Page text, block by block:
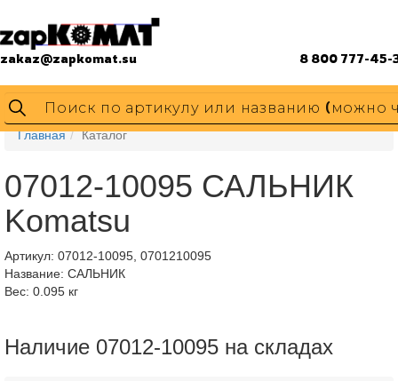
zakaz@zapkomat.su 8 800 777-45-
Главная Каталог
07012-10095 САЛЬНИК
Komatsu
Артикул: 07012-10095, 0701210095
Название: САЛЬНИК
Вес: 0.095 кг
Наличие 07012-10095 на складах